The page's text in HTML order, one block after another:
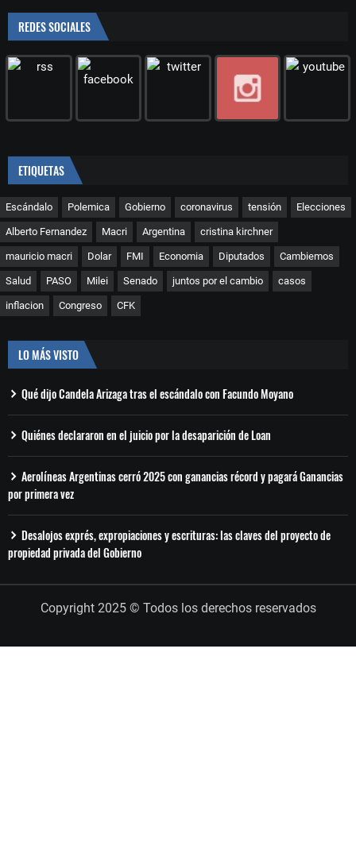
REDES SOCIALES
ETIQUETAS
Escándalo Polemica Gobierno coronavirus tensión Elecciones
Alberto Fernandez Macri Argentina cristina kirchner
mauricio macri Dolar FMI Economia Diputados Cambiemos
Salud PASO Milei Senado juntos por el cambio casos
inflacion Congreso CFK
LO MÁS VISTO
Qué dijo Candela Arizaga tras el escándalo con Facundo Moyano
Quiénes declararon en el juicio por la desaparición de Loan
Aerolíneas Argentinas cerró 2025 con ganancias récord y pagará Ganancias
por primera vez
Desalojos exprés, expropiaciones y escrituras: las claves del proyecto de
propiedad privada del Gobierno
Copyright 2025 © Todos los derechos reservados